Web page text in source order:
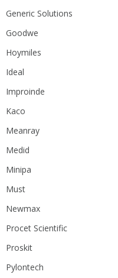
Generic Solutions
Goodwe
Hoymiles
Ideal
Improinde
Kaco
Meanray
Medid
Minipa
Must
Newmax
Procet Scientific
Proskit
Pylontech